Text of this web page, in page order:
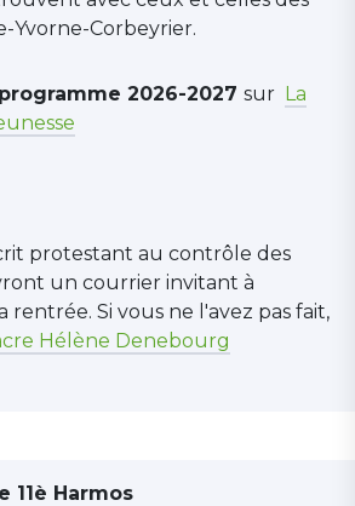
Yvorne-Corbeyrier.
2026-2027 sur La
protestant au contrôle des
un courrier invitant à
rentrée. Si vous ne l'avez pas fait,
Hélène Denebourg
11è Harmos